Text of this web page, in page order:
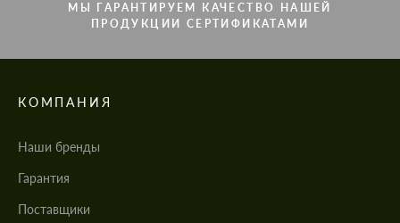
МЫ ГАРАНТИРУЕМ КАЧЕСТВО НАШЕЙ
ПРОДУКЦИИ СЕРТИФИКАТАМИ
КОМПАНИЯ
Наши бренды
Гарантия
Поставщики